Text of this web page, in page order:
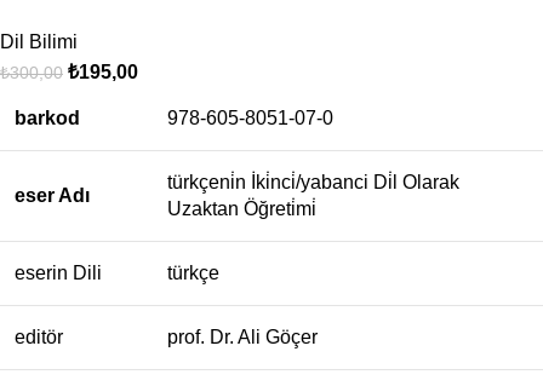
Dil Bilimi
₺300,00 ₺195,00
barkod 978-605-8051-07-0
eser Adı
türkçeni̇n İki̇nci̇/yabanci Di̇l Olarak
Uzaktan Öğreti̇mi̇
eserin Dili türkçe
editör prof. Dr. Ali Göçer